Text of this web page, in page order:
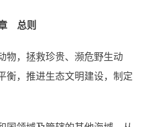
总则
物，拯救珍贵、濒危野生动
衡，推进生态文明建设，制定